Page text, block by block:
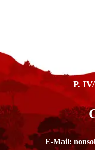
Deposito: Via
P.
E-Mail: